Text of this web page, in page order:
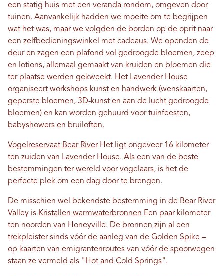
een statig huis met een veranda rondom, omgeven door
tuinen. Aanvankelijk hadden we moeite om te begrijpen
wat het was, maar we volgden de borden op de oprit naar
een zelfbedieningswinkel met cadeaus. We openden de
deur en zagen een plafond vol gedroogde bloemen, zeep
en lotions, allemaal gemaakt van kruiden en bloemen die
ter plaatse werden gekweekt. Het Lavender House
organiseert workshops kunst en handwerk (wenskaarten,
geperste bloemen, 3D-kunst en aan de lucht gedroogde
bloemen) en kan worden gehuurd voor tuinfeesten,
babyshowers en bruiloften.
Vogelreservaat Bear RiverHet ligt ongeveer 16 kilometer
ten zuiden van Lavender House. Als een van de beste
bestemmingen ter wereld voor vogelaars, is het de
perfecte plek om een ​​dag door te brengen.
De misschien wel bekendste bestemming in de Bear River
Valley is Kristallen warmwaterbronnen Een paar kilometer
ten noorden van Honeyville. De bronnen zijn al een
trekpleister sinds vóór de aanleg van de Golden Spike –
op kaarten van emigrantenroutes van vóór de spoorwegen
staan ​​ze vermeld als "Hot and Cold Springs".